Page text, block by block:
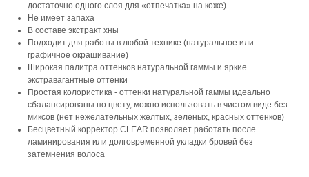
достаточно одного слоя для «отпечатка» на коже)
Не имеет запаха
В составе экстракт хны
Подходит для работы в любой технике (натуральное или
графичное окрашивание)
Широкая палитра оттенков натуральной гаммы и яркие
экстравагантные оттенки
Простая колористика - оттенки натуральной гаммы идеально
сбалансированы по цвету, можно использовать в чистом виде без
миксов (нет нежелательных желтых, зеленых, красных оттенков)
Бесцветный корректор CLEAR позволяет работать после
ламинирования или долговременной укладки бровей без
затемнения волоса